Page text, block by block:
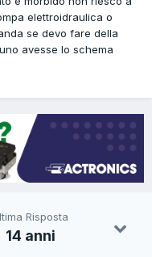
elettroidraulica o
se devo fare della
avesse lo schema
Risposta
14 anni